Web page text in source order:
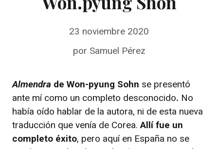
23 noviembre 2020
por Samuel Pérez
Almendra de Won-pyung Sohn se presentó
ante mí como un completo desconocido. No
había oído hablar de la autora, ni de esta nueva
traducción que venía de Corea.Allí fue un
completo éxito, pero aquí en España no se